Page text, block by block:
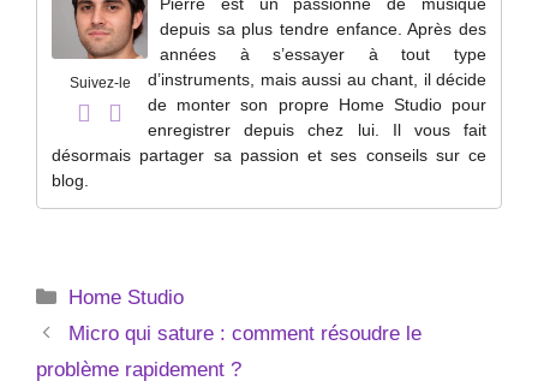
Suivez-le
Pierre est un passionné de musique
depuis sa plus tendre enfance. Après des
années à s’essayer à tout type
d’instruments, mais aussi au chant, il décide
de monter son propre Home Studio pour
enregistrer depuis chez lui. Il vous fait
désormais partager sa passion et ses conseils sur ce
blog.
Catégories
Home Studio
Micro qui sature : comment résoudre le
problème rapidement ?